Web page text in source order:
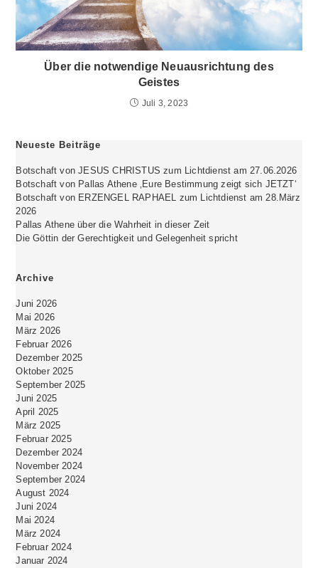
Über die notwendige Neuausrichtung des
Geistes
Juli 3, 2023
Neueste Beiträge
Botschaft von JESUS CHRISTUS zum Lichtdienst am 27.06.2026
Botschaft von Pallas Athene ‚Eure Bestimmung zeigt sich JETZT‘
Botschaft von ERZENGEL RAPHAEL zum Lichtdienst am 28.März
2026
Pallas Athene über die Wahrheit in dieser Zeit
Die Göttin der Gerechtigkeit und Gelegenheit spricht
Archive
Juni 2026
Mai 2026
März 2026
Februar 2026
Dezember 2025
Oktober 2025
September 2025
Juni 2025
April 2025
März 2025
Februar 2025
Dezember 2024
November 2024
September 2024
August 2024
Juni 2024
Mai 2024
März 2024
Februar 2024
Januar 2024